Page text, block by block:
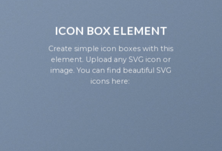
ICON BOX ELEMENT
Create simple icon boxes with this
element. Upload any SVG icon or
image. You can find beautiful SVG
icons here: